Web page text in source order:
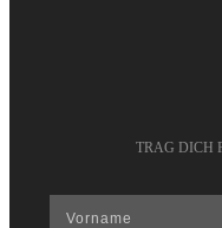
TRAG DICH